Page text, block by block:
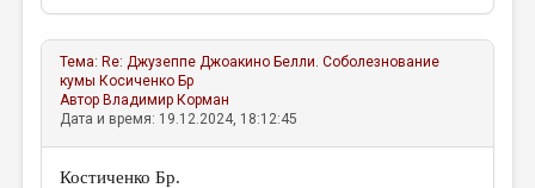
Тема:Re: Джузеппе Джоакино Белли. Соболезнование
кумыКосиченко Бр
АвторВладимир Корман
Дата и время: 19.12.2024, 18:12:45
Костиченко Бр.